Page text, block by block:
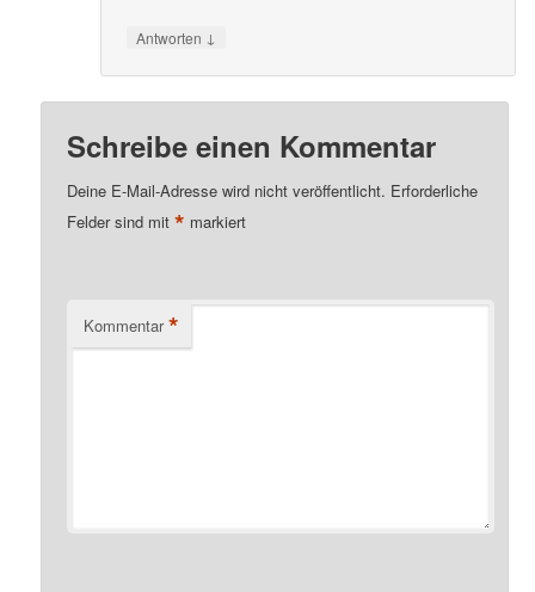
Antworten ↓
Schreibe einen Kommentar
Deine E-Mail-Adresse wird nicht veröffentlicht. Erforderliche
Felder sind mit* markiert
Kommentar *